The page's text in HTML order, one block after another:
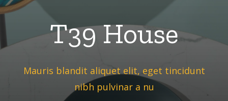
T39 House
Mauris blandit aliquet elit, eget tincidunt
nibh pulvinar a nu